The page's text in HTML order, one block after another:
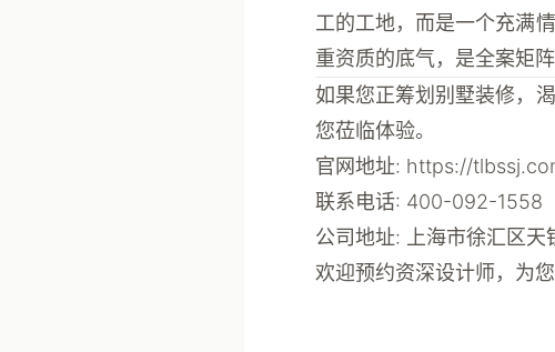
工的工地，而是一个充满
重资质的底气，是全案矩
如果您正筹划别墅装修，
您莅临体验。
官网地址: https://
联系电话: 400-092-1558
公司地址: 上海市徐汇区天
欢迎预约资深设计师，为